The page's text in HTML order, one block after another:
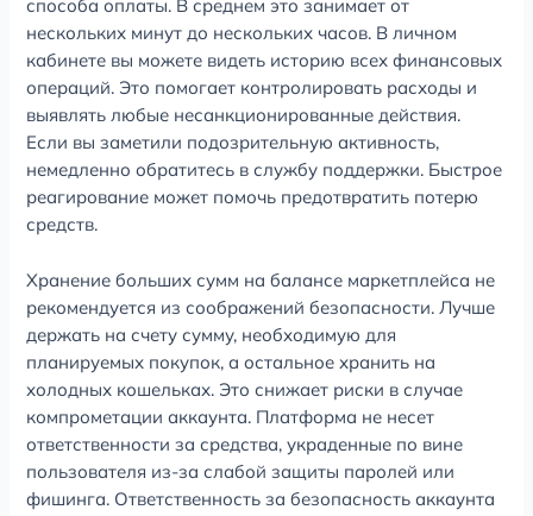
способа оплаты. В среднем это занимает от
нескольких минут до нескольких часов. В личном
кабинете вы можете видеть историю всех финансовых
операций. Это помогает контролировать расходы и
выявлять любые несанкционированные действия.
Если вы заметили подозрительную активность,
немедленно обратитесь в службу поддержки. Быстрое
реагирование может помочь предотвратить потерю
средств.
Хранение больших сумм на балансе маркетплейса не
рекомендуется из соображений безопасности. Лучше
держать на счету сумму, необходимую для
планируемых покупок, а остальное хранить на
холодных кошельках. Это снижает риски в случае
компрометации аккаунта. Платформа не несет
ответственности за средства, украденные по вине
пользователя из-за слабой защиты паролей или
фишинга. Ответственность за безопасность аккаунта